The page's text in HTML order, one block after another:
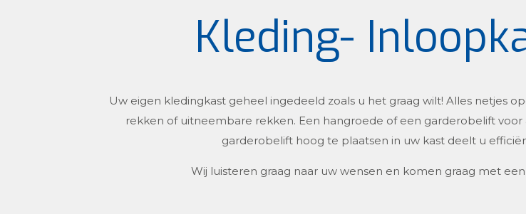
Kleding-
Uw eigen kledingkast geheel ingedeeld zoals u het graag wilt! Alles netjes
rekken of uitneembare rekken. Een hangroede of een garderobelift voor
garderobelift hoog te plaatsen in uw kast deelt u
Wij luisteren graag naar uw wensen en komen graag met